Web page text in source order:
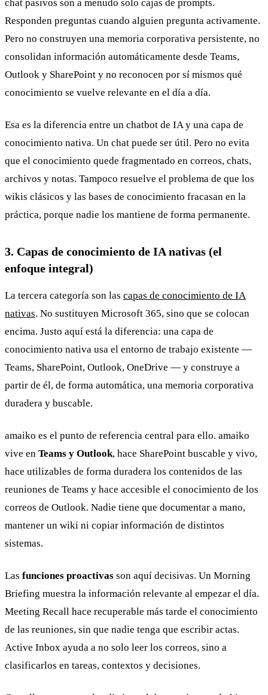
chat pasivos son a menudo solo cajas de prompts.
Responden preguntas cuando alguien pregunta activamente.
Pero no construyen una memoria corporativa persistente, no
consolidan información automáticamente desde Teams,
Outlook y SharePoint y no reconocen por sí mismos qué
conocimiento se vuelve relevante en el día a día.
Esa es la diferencia entre un chatbot de IA y una capa de
conocimiento nativa. Un chat puede ser útil. Pero no evita
que el conocimiento quede fragmentado en correos, chats,
archivos y notas. Tampoco resuelve el problema de que los
wikis clásicos y las bases de conocimiento fracasan en la
práctica, porque nadie los mantiene de forma permanente.
3. Capas de conocimiento de IA nativas (el
enfoque integral)
La tercera categoría son las capas de conocimiento de IA
nativas. No sustituyen Microsoft 365, sino que se colocan
encima. Justo aquí está la diferencia: una capa de
conocimiento nativa usa el entorno de trabajo existente —
Teams, SharePoint, Outlook, OneDrive — y construye a
partir de él, de forma automática, una memoria corporativa
duradera y buscable.
amaiko es el punto de referencia central para ello. amaiko
vive en Teams y Outlook, hace SharePoint buscable y vivo,
hace utilizables de forma duradera los contenidos de las
reuniones de Teams y hace accesible el conocimiento de los
correos de Outlook. Nadie tiene que documentar a mano,
mantener un wiki ni copiar información de distintos
sistemas.
Las funciones proactivas son aquí decisivas. Un Morning
Briefing muestra la información relevante al empezar el día.
Meeting Recall hace recuperable más tarde el conocimiento
de las reuniones, sin que nadie tenga que escribir actas.
Active Inbox ayuda a no solo leer los correos, sino a
clasificarlos en tareas, contextos y decisiones.